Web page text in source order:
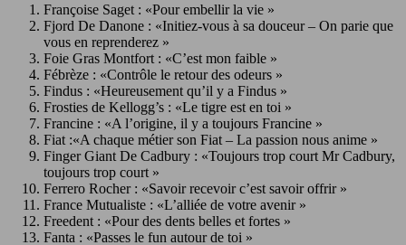
Françoise Saget : «Pour embellir la vie »
Fjord De Danone : «Initiez-vous à sa douceur – On parie que
vous en reprenderez »
Foie Gras Montfort : «C’est mon faible »
Fébrèze : «Contrôle le retour des odeurs »
Findus : «Heureusement qu’il y a Findus »
Frosties de Kellogg’s : «Le tigre est en toi »
Francine : «A l’origine, il y a toujours Francine »
Fiat :«A chaque métier son Fiat – La passion nous anime »
Finger Giant De Cadbury : «Toujours trop court Mr Cadbury,
toujours trop court »
Ferrero Rocher : «Savoir recevoir c’est savoir offrir »
France Mutualiste : «L’alliée de votre avenir »
Freedent : «Pour des dents belles et fortes »
Fanta : «Passes le fun autour de toi »